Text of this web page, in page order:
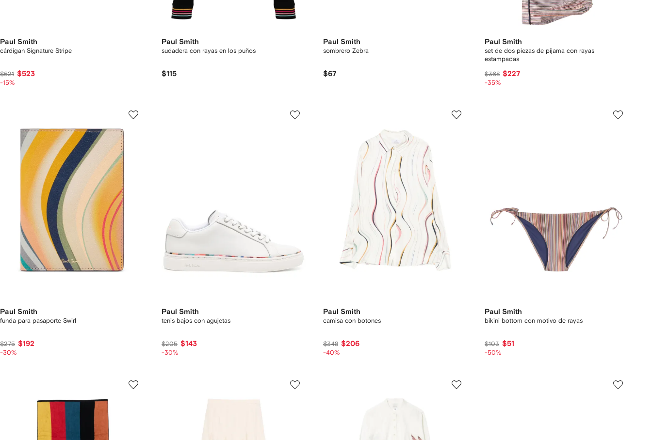
Paul Smith
cárdigan Signature Stripe
$621 $523
-15%
Paul Smith
sudadera con rayas en los puños
$115
Paul Smith
sombrero Zebra
$67
Paul Smith
set de dos piezas de pijama con rayas
estampadas
$368 $227
-35%
Paul Smith
funda para pasaporte Swirl
$275 $192
-30%
Paul Smith
tenis bajos con agujetas
$205 $143
-30%
Paul Smith
camisa con botones
$348 $206
-40%
Paul Smith
bikini bottom con motivo de rayas
$103 $51
-50%